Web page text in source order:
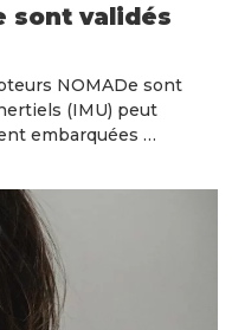
sont validés
NOMADe sont
(IMU) peut
embarquées …